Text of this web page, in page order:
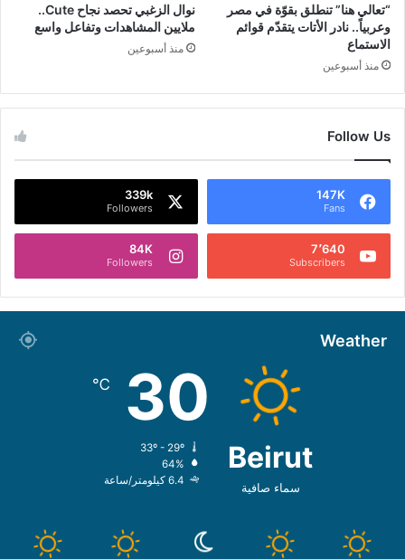
“تعالي هنا” تنطلق بقوّة في مصر
وعربياً.. نادر الأتات يتقدّم قوائم
الاستماع
منذ أسبوعين
نوال الزغبي تحصد نجاح Cute..
ملايين المشاهدات وتفاعل واسع
منذ أسبوعين
Follow Us
147K
Fans
339k
Followers
7٬640
Subscribers
84K
Followers
Weather
Beirut
سماء صافية
30
℃
64%
6.4 كيلومتر/ساعة